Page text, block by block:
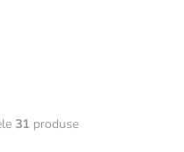
31 produse